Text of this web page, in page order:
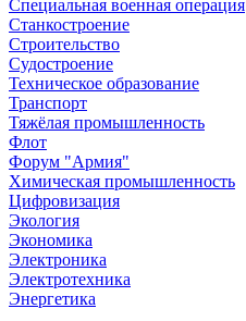
Специальная военная операция
Станкостроение
Строительство
Судостроение
Техническое образование
Транспорт
Тяжёлая промышленность
Флот
Форум "Армия"
Химическая промышленность
Цифровизация
Экология
Экономика
Электроника
Электротехника
Энергетика